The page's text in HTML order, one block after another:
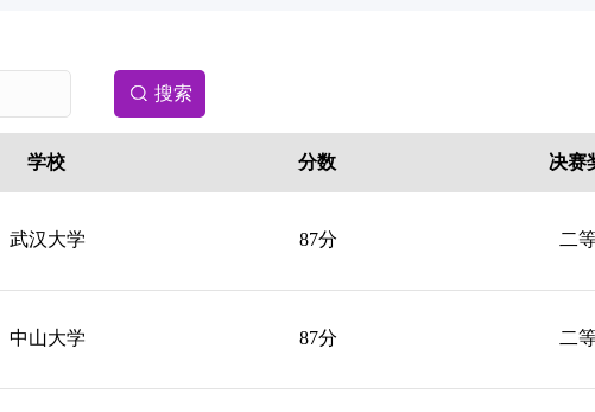
学校 分数 决赛
武汉大学 87分 二
中山大学 87分 二